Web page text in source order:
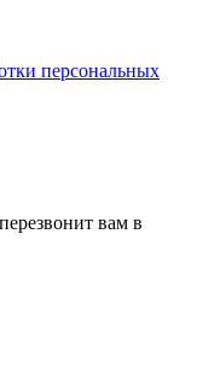
персональных
вам в